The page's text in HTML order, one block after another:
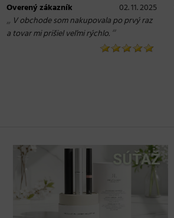
Overený zákazník 02. 11. 2025
„ V obchode som nakupovala po prvý raz
a tovar mi prišiel veľmi rýchlo. “